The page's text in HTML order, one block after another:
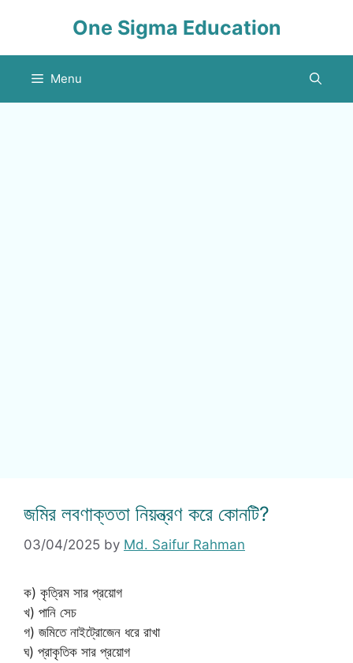
One Sigma Education
Menu
জমির লবণাক্ততা নিয়ন্ত্রণ করে কোনটি?
03/04/2025 by Md. Saifur Rahman
ক) কৃত্রিম সার প্রয়োগ
খ) পানি সেচ
গ) জমিতে নাইট্রোজেন ধরে রাখা
ঘ) প্রাকৃতিক সার প্রয়োগ